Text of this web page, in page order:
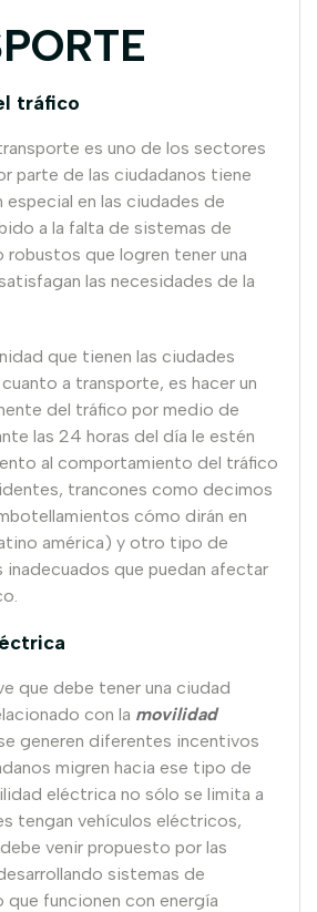
tráfico
es uno de los sectores
parte de las ciudadanos tiene
en las ciudades de
a la falta de sistemas de
robustos que logren tener una
las necesidades de la
que tienen las ciudades
a transporte, es hacer un
del tráfico por medio de
las 24 horas del día le estén
al comportamiento del tráfico
trancones como decimos
cómo dirán en
américa) y otro tipo de
que puedan afectar
que debe tener una ciudad
con la movilidad
generen diferentes incentivos
migren hacia ese tipo de
eléctrica no sólo se limita a
tengan vehículos eléctricos,
venir propuesto por las
sistemas de
que funcionen con energía